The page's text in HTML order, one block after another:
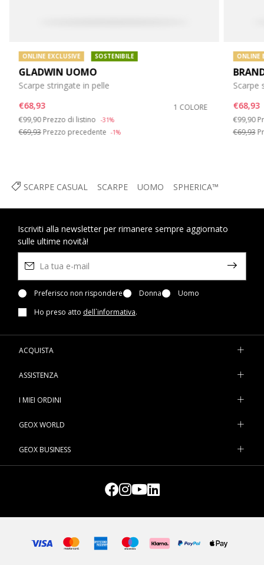
SCARPE CASUAL SCARPE UOMO SPHERICA™
ONLINE EXCLUSIVE SOSTENIBILE
GLADWIN UOMO
Scarpe stringate in pelle
€68,93
1 COLORE
Price reduced from
€99,90to
Prezzo di listino -31%
€69,93Prezzo precedente -1%
ONLINE
Scarpe
€68,93
Price
€99,90 to
€69,93
Iscriviti alla newsletter per rimanere sempre aggiornato
sulle ultime novità!
Preferisco non rispondere Donna
Uomo
Ho preso atto dell`informativa.
ACQUISTA
ASSISTENZA
I MIEI ORDINI
GEOX WORLD
GEOX BUSINESS